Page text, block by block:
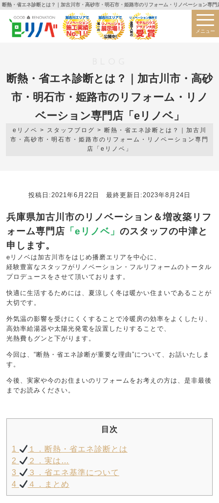
断熱・省エネ診断とは？｜加古川市・高砂市・明石市・姫路市のリフォーム・リノベーション専
断熱・省エネ診断とは？｜加古川市・高砂
市・明石市・姫路市のリフォーム・リノ
ベーション専門店「eリノベ」
eリノベ > スタッフブログ > 断熱・省エネ診断とは？｜加古川
市・高砂市・明石市・姫路市のリフォーム・リノベーション専門
店「eリノベ」
投稿日:2021年6月22日 最終更新日:2023年8月24日
兵庫県加古川市のリノベーション＆増改築リフ
ォーム専門店 「eリノベ」 のスタッフの中津と
申します。
eリノベは加古川市をはじめ播磨エリアを中心に、
経験豊富なスタッフがリノベーション・フルリフォームのトータル
プロデュースをさせて頂いております。
快適に生活するためには、夏涼しく冬は暖かい住まいであることが
大切です。
外気温の影響を受けにくくすることで冷暖房の効率をよくしたり、
高効率給湯器や太陽光発電を設置したりすることで、
光熱費もグンと下がります。
今回は、“断熱・省エネ診断が重要な理由”について、お話いたしま
す。
今後、実家や今のお住まいのリフォームをお考えの方は、是非最後
までお読みください。
目次
1
１．断熱・省エネ診断とは
2
２．実は…
3
３．省エネ基準について
4
４．まとめ
メニュー